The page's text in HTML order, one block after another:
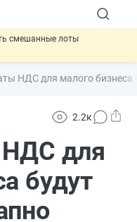
смешанные лоты
для вкладов физлиц из
патента
СПОТ могут заменить
НДС для малого бизнеса
2.2к
НДС для
будут